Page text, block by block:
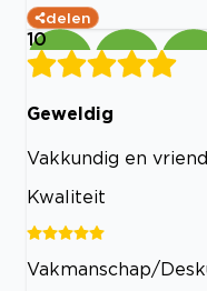
delen
10
Geweldig
Vakkundig en
Kwaliteit
Vakmanschap/